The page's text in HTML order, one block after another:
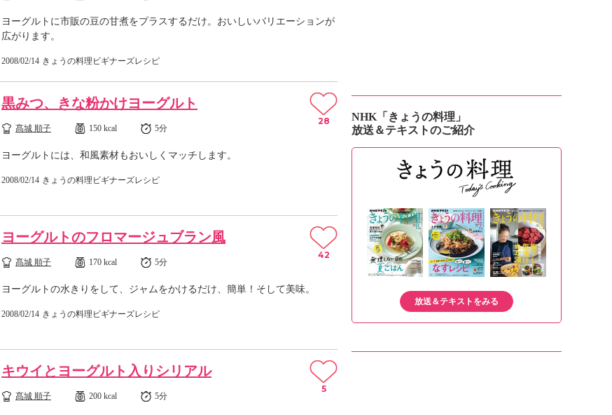
ヨーグルトに市販の豆の甘煮をプラスするだけ。おいしいバリエーションが
広がります。
2008/02/14 きょうの料理ビギナーズレシピ
黒みつ、きな粉かけヨーグルト
髙城 順子 150 kcal 5分
ヨーグルトには、和風素材もおいしくマッチします。
2008/02/14 きょうの料理ビギナーズレシピ
28
ヨーグルトのフロマージュブラン風
髙城 順子 170 kcal 5分
ヨーグルトの水きりをして、ジャムをかけるだけ、簡単！そして美味。
2008/02/14 きょうの料理ビギナーズレシピ
42
キウイとヨーグルト入りシリアル
髙城 順子 200 kcal 5分
5
NHK「きょうの料理」
放送＆テキストのご紹介
放送＆テキストをみる